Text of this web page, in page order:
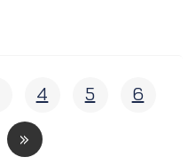
4 5
6
»